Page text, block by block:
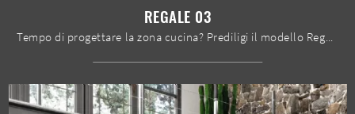
REGALE 03
Tempo di progettare la zona cucina? Prediligi il modello Regale 03 Home Cucine tra le nostre Cucine Classiche con isola.